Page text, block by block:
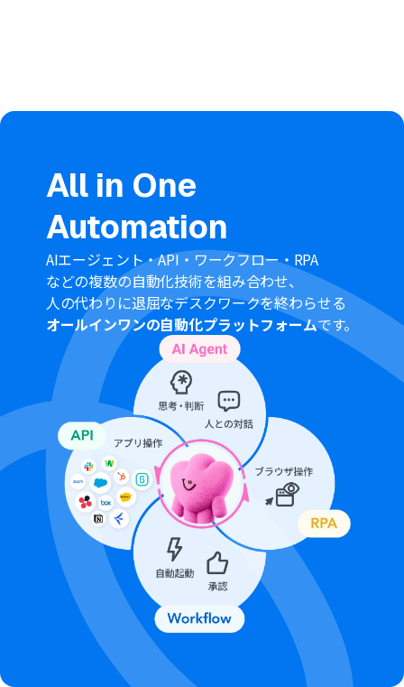
Google Driveにファイルをアップロードする際に、格納
先のフォルダを指定できるほか、ファイル名を任意の値
やトリガー情報をもとに動的に設定することも可能です。
注意事項
Microsoft SharePoint、Google Driveのそれぞれと
Yoomを連携してください。
トリガーは5分、10分、15分、30分、60分の間隔で起動
間隔を選択できます。
プランによって最短の起動間隔が異なりますので、ご注意
ください。
Microsoft365（旧Office365）には、家庭向けプランと一
般法人向けプラン（Microsoft365 Business）があり、一
般法人向けプランに加入していない場合には認証に失敗
する可能性があります。
分岐はミニプラン以上のプランでご利用いただける機能
（オペレーション）となっております。フリープランの場
合は設定しているフローボットのオペレーションはエラ
ーとなりますので、ご注意ください。
ミニプランなどの有料プランは、2週間の無料トライアル
を行うことが可能です。無料トライアル中には制限対象の
アプリや機能（オペレーション）を使用することができ
ます。
アプリの仕様上、ファイルの作成日時と最終更新日時が
同一にならない場合があり、正しく分岐しない可能性があ
るのでご了承ください。
All in One
Automation
AIエージェント・API・ワークフロー・RPA
などの複数の自動化技術を組み合わせ、
人の代わりに退屈なデスクワークを終わらせる
オールインワンの自動化プラットフォームです。